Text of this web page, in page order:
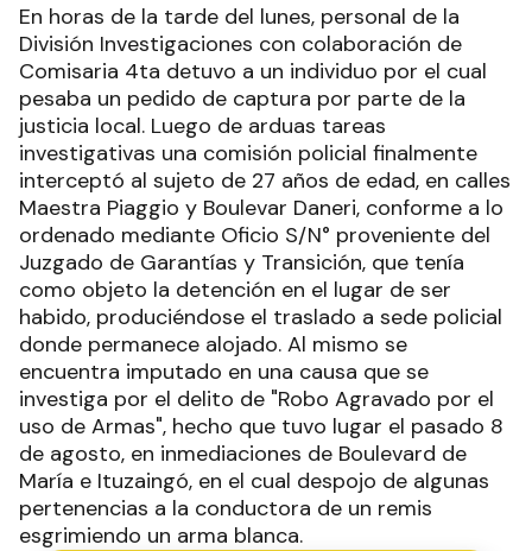
En horas de la tarde del lunes, personal de la
División Investigaciones con colaboración de
Comisaria 4ta detuvo a un individuo por el cual
pesaba un pedido de captura por parte de la
justicia local. Luego de arduas tareas
investigativas una comisión policial finalmente
interceptó al sujeto de 27 años de edad, en calles
Maestra Piaggio y Boulevar Daneri, conforme a lo
ordenado mediante Oficio S/N° proveniente del
Juzgado de Garantías y Transición, que tenía
como objeto la detención en el lugar de ser
habido, produciéndose el traslado a sede policial
donde permanece alojado. Al mismo se
encuentra imputado en una causa que se
investiga por el delito de "Robo Agravado por el
uso de Armas", hecho que tuvo lugar el pasado 8
de agosto, en inmediaciones de Boulevard de
María e Ituzaingó, en el cual despojo de algunas
pertenencias a la conductora de un remis
esgrimiendo un arma blanca.